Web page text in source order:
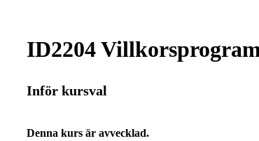
ID2204
Inför kursval
Denna kurs är avvecklad.